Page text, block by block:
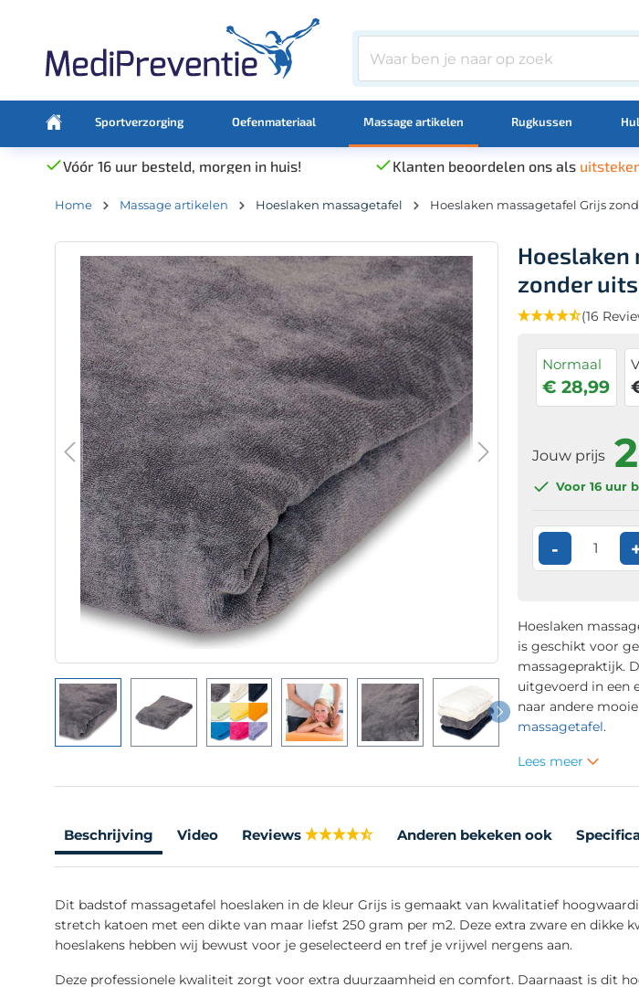
Sportverzorging Oefenmateriaal Massage artikelen Rugkussen
Vóór 16 uur besteld, morgen in huis! Klanten beoordelen ons als
Home Massage artikelen Hoeslaken massagetafel Hoeslaken massagetafel Grijs
Hoeslaken
zonder
(16
Normaal
€ 28,99
Jouw prijs
Voor 16 uur
-
Hoeslaken
is geschikt voor
massagepraktijk.
uitgevoerd in een
naar andere
massagetafel.
Lees meer
Beschrijving Video Reviews Anderen bekeken ook
Dit badstof massagetafel hoeslaken in de kleur Grijs is gemaakt van kwalitatief
stretch katoen met een dikte van maar liefst 250 gram per m2. Deze extra zware en dikke
hoeslakens hebben wij bewust voor je geselecteerd en tref je vrijwel nergens aan.
Deze professionele kwaliteit zorgt voor extra duurzaamheid en comfort. Daarnaast is dit